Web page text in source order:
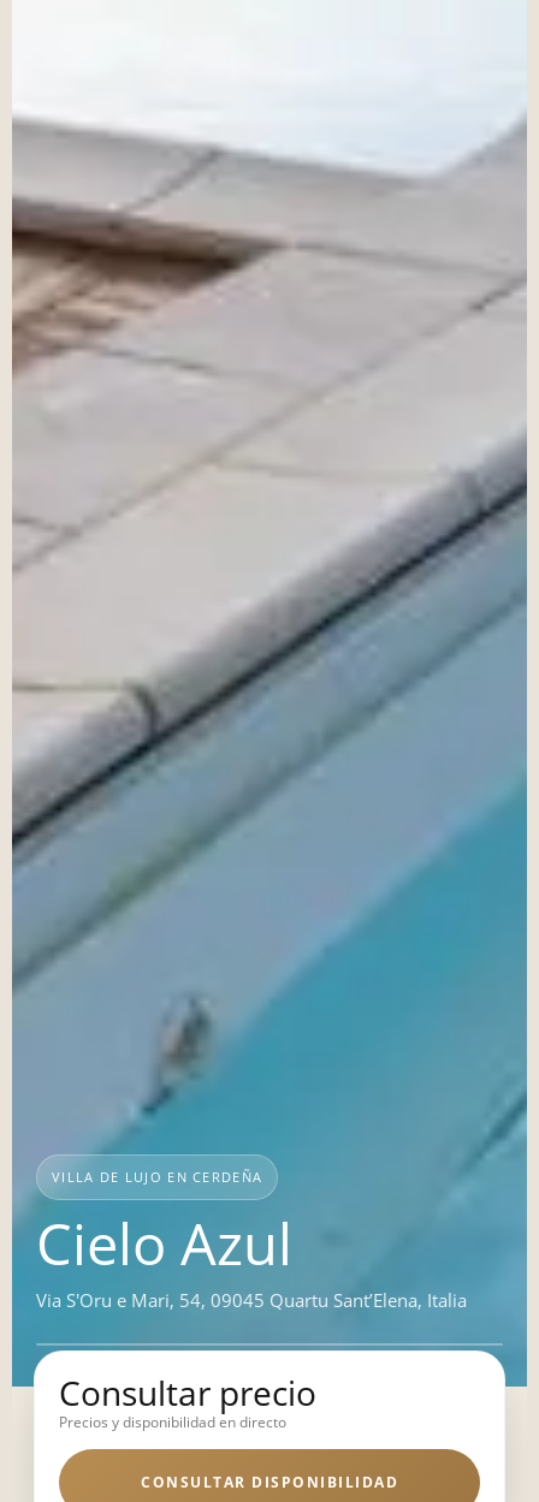
VILLA DE LUJO EN CERDEÑA
Cielo Azul
Via S'Oru e Mari, 54, 09045 Quartu SantʼElena, Italia
Consultar precio
Precios y disponibilidad en directo
CONSULTAR DISPONIBILIDAD